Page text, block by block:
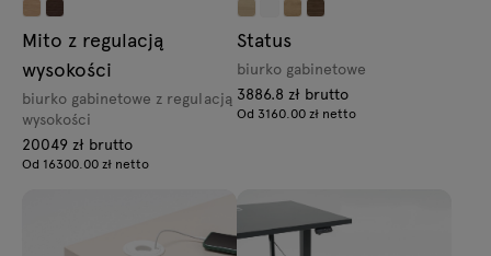
Mito z regulacją
wysokości
biurko gabinetowe z regulacją
wysokości
20049 zł brutto
Od 16300.00 zł netto
Status
biurko gabinetowe
3886.8 zł brutto
Od 3160.00 zł netto